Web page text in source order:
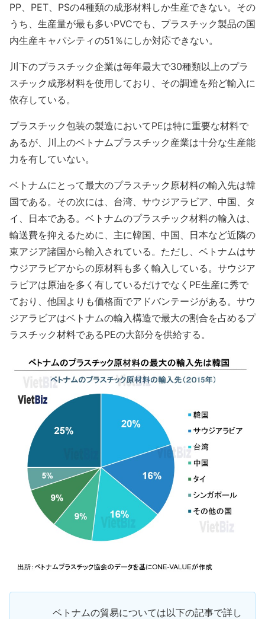
PP、PET、PSの4種類の成形材料しか生産できない。その
うち、生産量が最も多いPVCでも、プラスチック製品の国
内生産キャパシティの51％にしか対応できない。
川下のプラスチック企業は毎年最大で30種類以上のプラ
スチック成形材料を使用しており、その調達を殆ど輸入に
依存している。
プラスチック包装の製造においてPEは特に重要な材料で
あるが、川上のベトナムプラスチック産業は十分な生産能
力を有していない。
ベトナムにとって最大のプラスチック原材料の輸入先は韓
国である。その次には、台湾、サウジアラビア、中国、タ
イ、日本である。ベトナムのプラスチック材料の輸入は、
輸送費を抑えるために、主に韓国、中国、日本など近隣の
東アジア諸国から輸入されている。ただし、ベトナムはサ
ウジアラビアからの原材料も多く輸入している。サウジア
ラビアは原油を多く有しているだけでなくPE生産に秀で
ており、他国よりも価格面でアドバンテージがある。サウ
ジアラビアはベトナムの輸入構造で最大の割合を占めるプ
ラスチック材料であるPEの大部分を供給する。
ベトナムの貿易については以下の記事で詳し